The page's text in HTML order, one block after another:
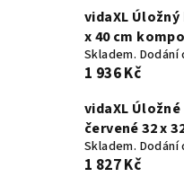
vidaXL Úložný
x 40 cm
Skladem.
1 936 Kč
vidaXL
červené 32 x
Skladem.
1 827 Kč